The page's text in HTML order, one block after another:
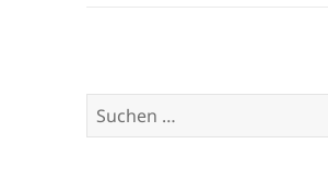
Suchen
nach: